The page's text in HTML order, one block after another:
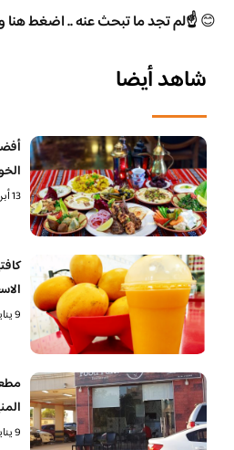
😊☝️لم تجد ما تبحث عنه .. اضغط هنا
شاهد أيضا
13 أبريل، 2022
9 يناير، 2022
9 يناير، 2022